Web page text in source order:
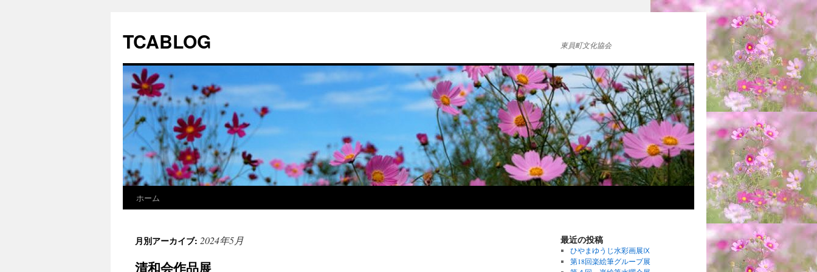
TCABLOG 東員町文化協会
テ
ン
ホーム
月別アーカイブ: 2024年5月
清和会作品展
最近の投稿
ひやまゆうじ水彩画展Ⅸ
第18回楽絵筆グループ展